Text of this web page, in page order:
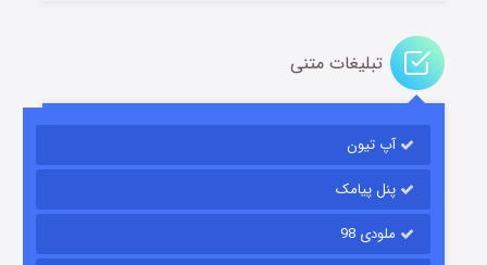
تبلیغات متنی
آپ تیون
پنل پیامک
ملودی 98